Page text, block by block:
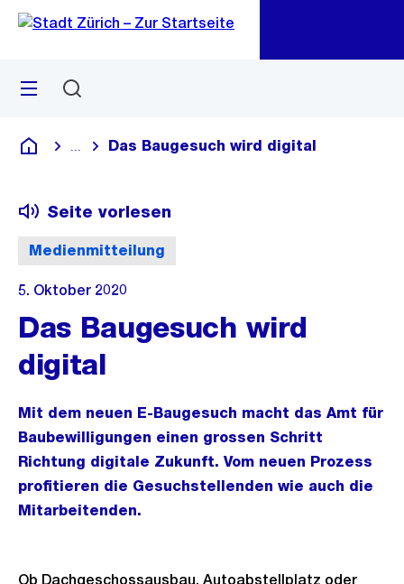
Navigation
Sprunglink
Menü
Deutsch
Blende alle Breadcrumbs ein
Das Baugesuch wird digital
Medienmitteilung
Seite vorlesen
5. Oktober 2020
Das Baugesuch wird
digital
Mit dem neuen E-Baugesuch macht das Amt für
Baubewilligungen einen grossen Schritt
Richtung digitale Zukunft. Vom neuen Prozess
profitieren die Gesuchstellenden wie auch die
Mitarbeitenden.
Ob Dachgeschossausbau, Autoabstellplatz oder